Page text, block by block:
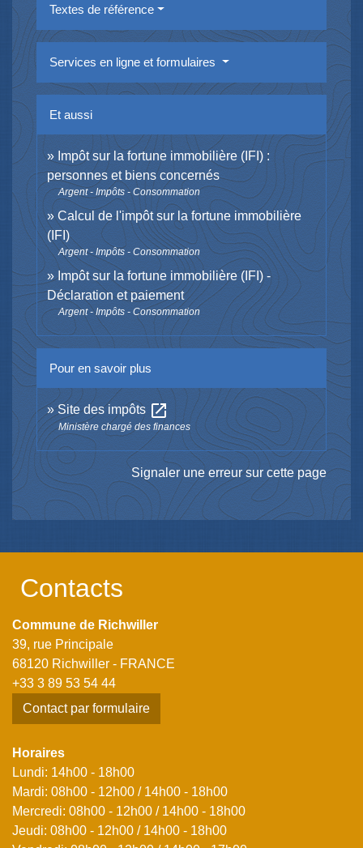
Textes de référence
Services en ligne et formulaires
Et aussi
Impôt sur la fortune immobilière (IFI) :
personnes et biens concernés
Argent - Impôts - Consommation
Calcul de l'impôt sur la fortune immobilière
(IFI)
Argent - Impôts - Consommation
Impôt sur la fortune immobilière (IFI) -
Déclaration et paiement
Argent - Impôts - Consommation
Pour en savoir plus
Site des impôts open_in_new
Ministère chargé des finances
Signaler une erreur sur cette page
Contacts
Commune de Richwiller
39, rue Principale
68120 Richwiller - FRANCE
+33 3 89 53 54 44
Contact par formulaire
Horaires
Lundi: 14h00 - 18h00
Mardi: 08h00 - 12h00 / 14h00 - 18h00
Mercredi: 08h00 - 12h00 / 14h00 - 18h00
Jeudi: 08h00 - 12h00 / 14h00 - 18h00